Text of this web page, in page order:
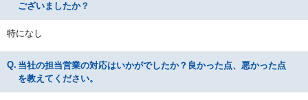
ございましたか？
特になし
当社の担当営業の対応はいかがでしたか？良かった点、悪かった点
を教えてください。